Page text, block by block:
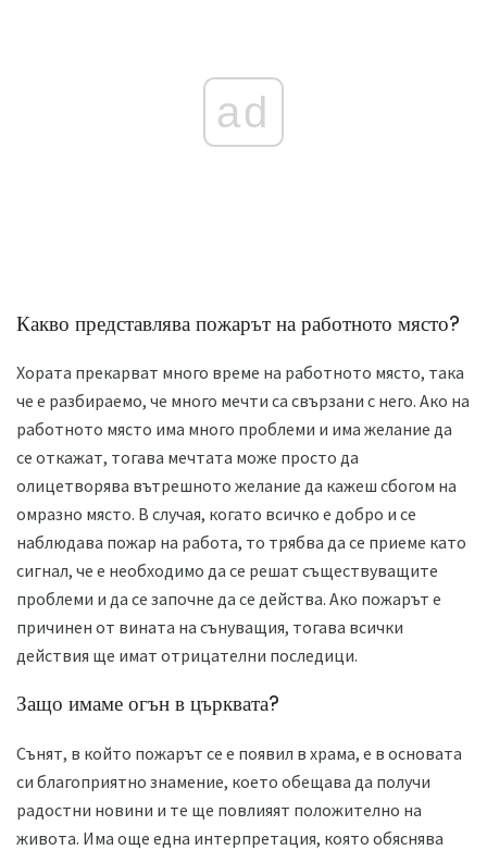
ad
Какво представлява пожарът на работното място?
Хората прекарват много време на работното място, така
че е разбираемо, че много мечти са свързани с него. Ако на
работното място има много проблеми и има желание да
се откажат, тогава мечтата може просто да
олицетворява вътрешното желание да кажеш сбогом на
омразно място. В случая, когато всичко е добро и се
наблюдава пожар на работа, то трябва да се приеме като
сигнал, че е необходимо да се решат съществуващите
проблеми и да се започне да се действа. Ако пожарът е
причинен от вината на сънуващия, тогава всички
действия ще имат отрицателни последици.
Защо имаме огън в църквата?
Сънят, в който пожарът се е появил в храма, е в основата
си благоприятно знамение, което обещава да получи
радостни новини и те ще повлияят положително на
живота. Има още една интерпретация, която обяснява